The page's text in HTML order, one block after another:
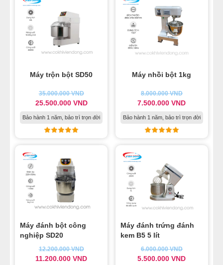
Máy trộn bột SD50
35.000.000VND
25.500.000 VND
Bảo hành 1 năm, bảo trì trọn đời
Máy nhồi bột 1kg
8.000.000VND
7.500.000VND
Bảo hành 1 năm, bảo trì trọn đời
Máy đánh bột công
nghiệp SD20
12.200.000VND
11.200.000VND
Máy đánh trứng đánh
kem B5 5 lít
6.000.000VND
5.500.000VND
LÒ NƯỚNG BÁNH MÌ ĐỐI LƯU
LÒ NƯỚNG XOAY
MÁY LÀM HÁ CẢO
MÁY LÀM XÍU MẠI
DÂY CHUYỀN LÀM BÁNH MÌ
DÂY CHUYỀN LÀM BÁNH NGỌT